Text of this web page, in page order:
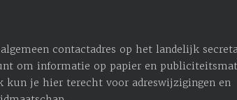
contactadres op het landelijk
om informatie op papier en
kun je hier terecht voor ­adreswijzigingen en